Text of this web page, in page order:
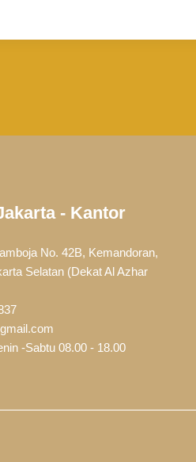
- Kantor
No. 42B, Kemandoran,
Selatan (Dekat Al Azhar
-Sabtu 08.00 - 18.00